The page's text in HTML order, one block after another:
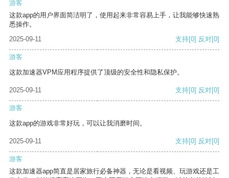
游客
这款app的用户界面简洁明了，使用起来非常容易上手，让我能够快速熟
悉操作。
2025-09-11
支持[0] 反对[0]
游客
这款加速器VPM应用程序提供了顶级的安全性和隐私保护。
2025-09-11 支持[0] 反对[0]
游客
这款app的游戏非常好玩，可以让我消磨时间。
2025-09-11 支持[0] 反对[0]
游客
这款加速器app简直是居家旅行必备神器，无论是看视频、玩游戏还是工